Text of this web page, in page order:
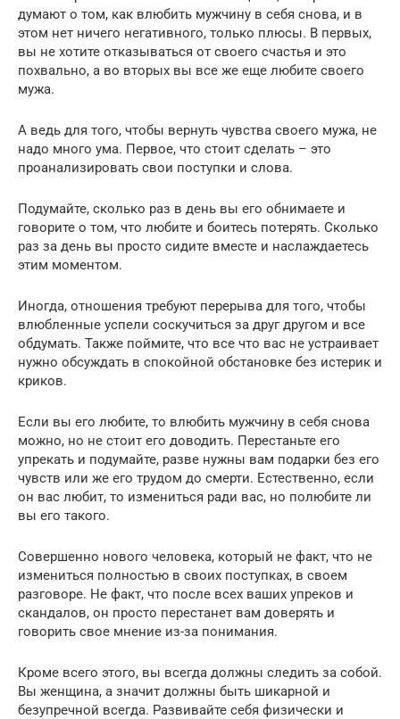
думают о том, как влюбить мужчину в себя снова, и в
этом нет ничего негативного, только плюсы. В первых,
вы не хотите отказываться от своего счастья и это
похвально, а во вторых вы все же еще любите своего
мужа.
А ведь для того, чтобы вернуть чувства своего мужа, не
надо много ума. Первое, что стоит сделать – это
проанализировать свои поступки и слова.
Подумайте, сколько раз в день вы его обнимаете и
говорите о том, что любите и боитесь потерять. Сколько
раз за день вы просто сидите вместе и наслаждаетесь
этим моментом.
Иногда, отношения требуют перерыва для того, чтобы
влюбленные успели соскучиться за друг другом и все
обдумать. Также поймите, что все что вас не устраивает
нужно обсуждать в спокойной обстановке без истерик и
криков.
Если вы его любите, то влюбить мужчину в себя снова
можно, но не стоит его доводить. Перестаньте его
упрекать и подумайте, разве нужны вам подарки без его
чувств или же его трудом до смерти. Естественно, если
он вас любит, то измениться ради вас, но полюбите ли
вы его такого.
Совершенно нового человека, который не факт, что не
измениться полностью в своих поступках, в своем
разговоре. Не факт, что после всех ваших упреков и
скандалов, он просто перестанет вам доверять и
говорить свое мнение из-за понимания.
Кроме всего этого, вы всегда должны следить за собой.
Вы женщина, а значит должны быть шикарной и
безупречной всегда. Развивайте себя физически и